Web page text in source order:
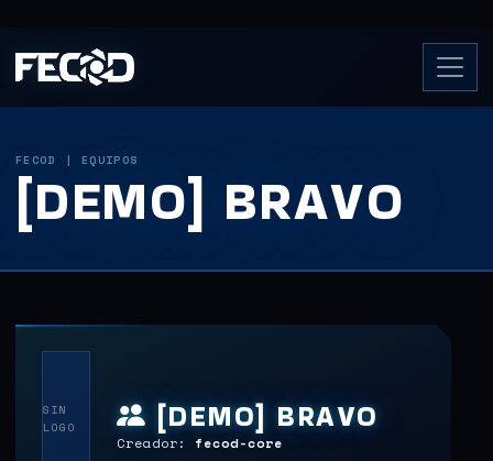
FECOD | EQUIPOS
[DEMO] BRAVO
SIN
LOGO
[DEMO] BRAVO
Creador: fecod-core